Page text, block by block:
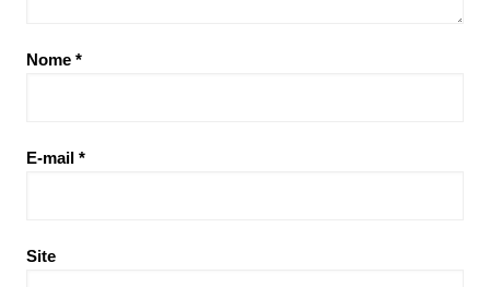
Nome *
E-mail *
Site